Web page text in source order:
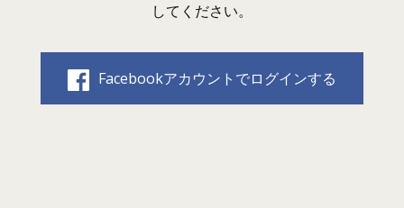
してください。
Facebookアカウントでログインする